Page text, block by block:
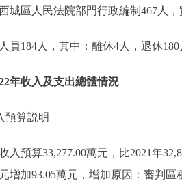
區人民法院部門行政編制467人，
184人，其中：離休4人，退休180
年收入及支出總體情況
算説明
預算33,277.00萬元，比2021年
增加93.05萬元，增加原因：審判